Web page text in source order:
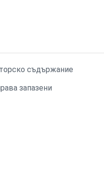
съдържание
запазени